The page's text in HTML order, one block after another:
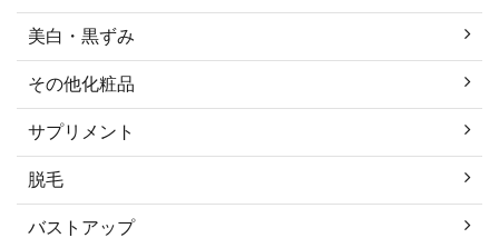
美白・黒ずみ
その他化粧品
サプリメント
脱毛
バストアップ